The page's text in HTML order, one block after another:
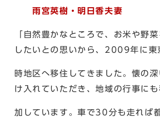
雨宮英樹・明日香夫妻
「自然豊かなところで、お米や野
したいとの思いから、2009年に東
時地区へ移住してきました。懐の
け入れていただき、地域の行事に
加しています。車で30分も走れば